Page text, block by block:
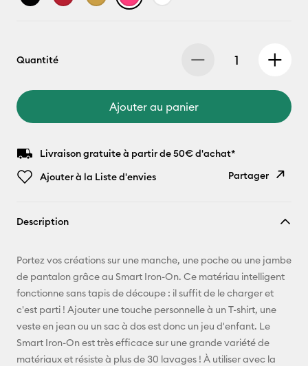
Quantité
Ajouter au panier
Livraison gratuite à partir de 50€ d'achat*
Ajouter à la Liste d'envies
Partager
Pinterest
Facebook
X
Description
Portez vos créations sur une manche, une poche ou une jambe
de pantalon grâce au Smart Iron-On. Ce matériau intelligent
fonctionne sans tapis de découpe : il suffit de le charger et
c'est parti ! Ajouter une touche personnelle à un T-shirt, une
veste en jean ou un sac à dos est donc un jeu d'enfant. Le
Smart Iron-On est très efficace sur une grande variété de
matériaux et résiste à plus de 30 lavages ! À utiliser avec la